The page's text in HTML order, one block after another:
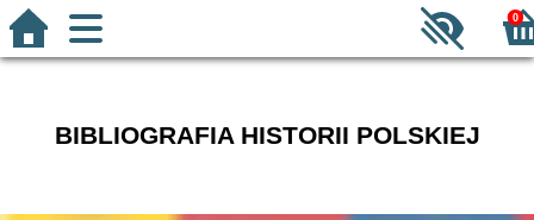
0
BIBLIOGRAFIA HISTORII POLSKIEJ